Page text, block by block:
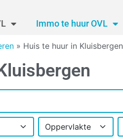
Immo te huur OVL
» Huis te huur in Kluisbergen
Oppervlakte